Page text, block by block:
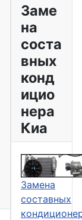
Заме
на
соста
вных
конд
ицио
нера
Киа
Замена
составных